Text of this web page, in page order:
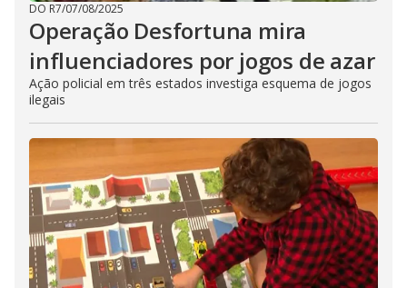
DO R7/07/08/2025
Operação Desfortuna mira
influenciadores por jogos de azar
Ação policial em três estados investiga esquema de jogos
ilegais